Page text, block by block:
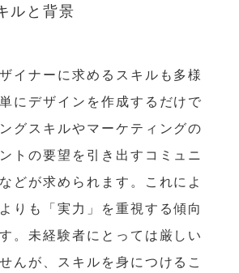
ルと背景
イナーに求めるスキルも多様
にデザインを作成するだけで
グスキルやマーケティングの
トの要望を引き出すコミュニ
どが求められます。これによ
りも「実力」を重視する傾向
。未経験者にとっては厳しい
んが、スキルを身につけるこ